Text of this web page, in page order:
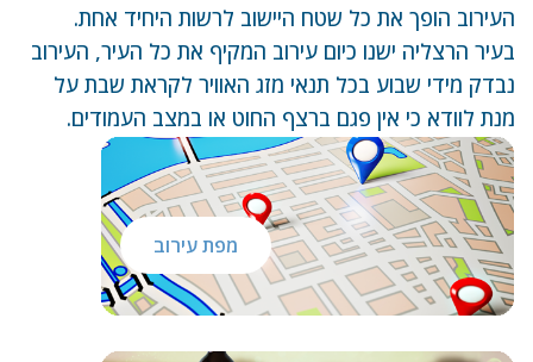
העירוב הופך את כל שטח היישוב לרשות היחיד אחת.
בעיר הרצליה ישנו כיום עירוב המקיף את כל העיר, העירוב
נבדק מידי שבוע בכל תנאי מזג האוויר לקראת שבת על
מנת לוודא כי אין פגם ברצף החוט או במצב העמודים.
מפת עירוב